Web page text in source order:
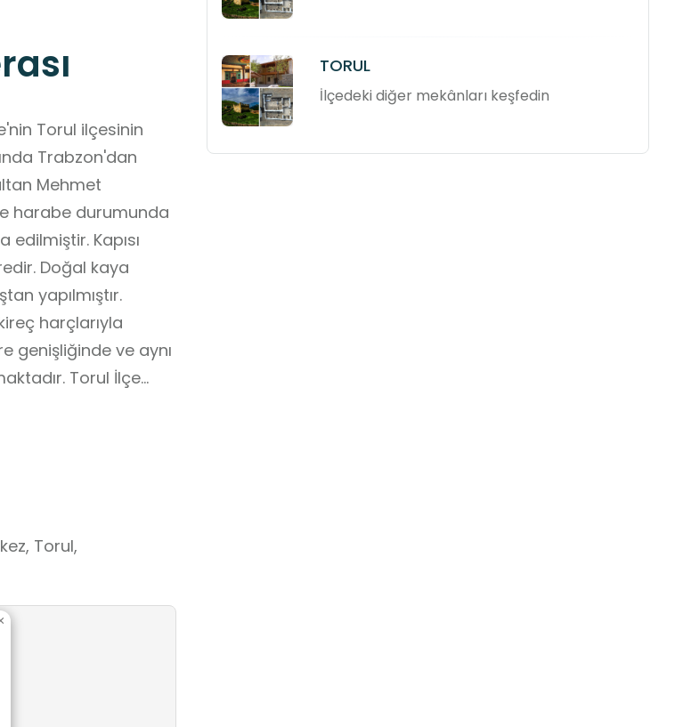
Torul ilçesinin
Trabzon'dan
Mehmet
harabe durumunda
Kapısı
Doğal kaya
yapılmıştır.
harçlarıyla
genişliğinde ve aynı
mekan
Torul,
TORUL
İlçedeki diğer mekânları keşfedin